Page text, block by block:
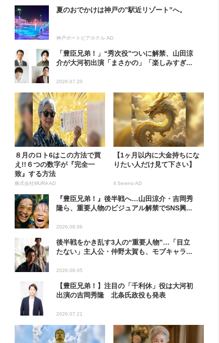
夏のおでかけは神戸の”駅近リゾート”へ。
神戸ポートピアホテル AD
「豊臣兄弟！」“秀次役”ついに解禁、山田涼
介が大河初出演「まさかの」「楽しみすぎ...
2026.07.20
８月のロト6はこの方法で買
え!!６つの数字が『完全一
致』する方法
株式会社MURA AD
【1ヶ月以内に大金持ちにな
りたい人だけ見て下さい】
Il Sereno AD
『豊臣兄弟！』後半戦へ…山田涼介・吉岡秀
隆ら、重要人物のビジュアル解禁でSNS興...
2026.08.06
後半戦をかき乱す3人の“重要人物”…「目立
たない」主人公・仲野太賀も、モブキャラ...
2026.08.05
【豊臣兄弟！】注目の「千利休」役は大河初
出演の吉岡秀隆 北条氏政役も発表
2026.07.21